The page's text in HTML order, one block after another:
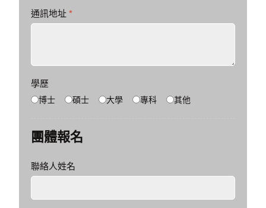
通訊地址 *
學歷
博士 碩士 大學 專科 其他
團體報名
聯絡人姓名